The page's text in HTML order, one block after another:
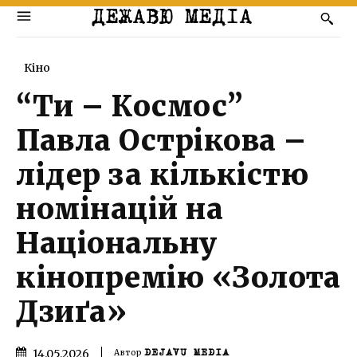
ДЕЖАВЮ МЕДІА
Кіно
“Ти – Космос”
Павла Острікова –
лідер за кількістю
номінацій на
Національну
кінопремію «Золота
Дзиґа»
14.05.2026 Автор DEJAVU MEDIA